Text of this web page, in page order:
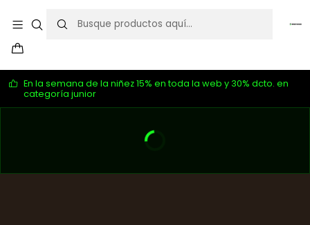
En la semana de la niñez 15% en toda la web y 30% dcto. en
categoría junior